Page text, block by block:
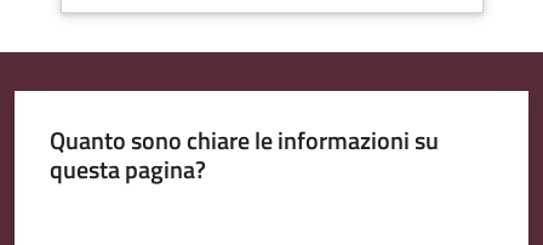
Seguici
Quanto sono chiare le informazioni su
questa pagina?